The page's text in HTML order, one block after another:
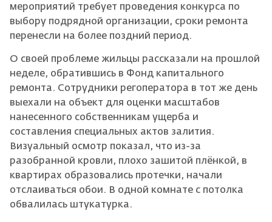
мероприятий требует проведения конкурса по
выбору подрядной организации, сроки ремонта
перенесли на более поздний период.
О своей проблеме жильцы рассказали на прошлой
неделе, обратившись в Фонд капитального
ремонта. Сотрудники регоператора в тот же день
выехали на объект для оценки масштабов
нанесенного собственникам ущерба и
составления специальных актов залития.
Визуальный осмотр показал, что из-за
разобранной кровли, плохо зашитой плёнкой, в
квартирах образовались протечки, начали
отслаиваться обои. В одной комнате с потолка
обвалилась штукатурка.